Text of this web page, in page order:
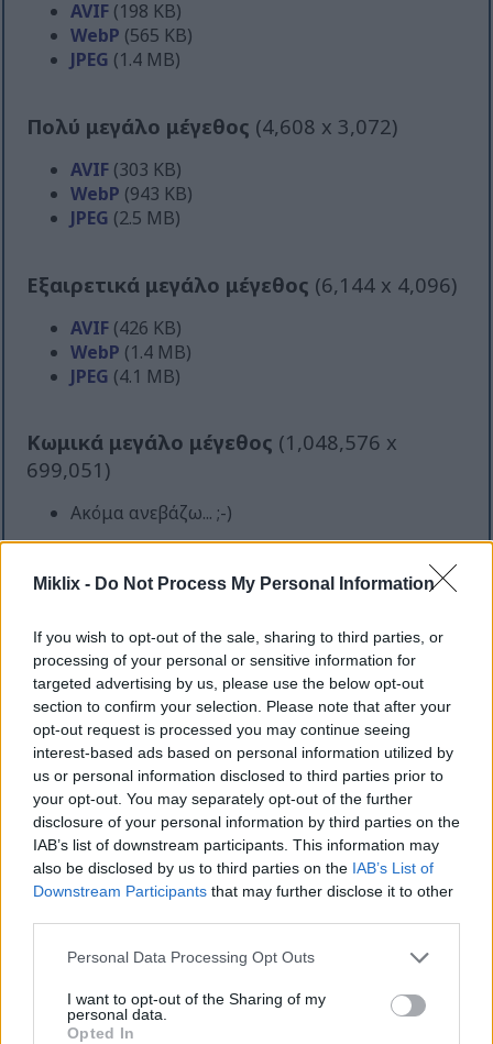
Miklix - Do Not Process My Personal Information
If you wish to opt-out of the sale, sharing to third parties, or
processing of your personal or sensitive information for
targeted advertising by us, please use the below opt-out
section to confirm your selection. Please note that after your
opt-out request is processed you may continue seeing
interest-based ads based on personal information utilized by
us or personal information disclosed to third parties prior to
your opt-out. You may separately opt-out of the further
disclosure of your personal information by third parties on the
IAB’s list of downstream participants. This information may
also be disclosed by us to third parties on the IAB’s List of
Downstream Participants that may further disclose it to other
Please note that this website/app uses one or more Google
not limited to your visit or usage behaviour. You may click to
grant or deny consent to Google and its third-party tags to
Personal Data Processing Opt Outs
I want to opt-out of the Sharing of my
personal data.
Opted In
AVIF (198 KB)
WebP (565 KB)
JPEG (1.4 MB)
Πολύ μεγάλο μέγεθος (4,608 x 3,072)
AVIF (303 KB)
WebP (943 KB)
JPEG (2.5 MB)
Εξαιρετικά μεγάλο μέγεθος (6,144 x 4,096)
AVIF (426 KB)
WebP (1.4 MB)
JPEG (4.1 MB)
Κωμικά μεγάλο μέγεθος (1,048,576 x
699,051)
Ακόμα ανεβάζω... ;-)
Περιγραφή εικόνας
Αυτή η φωτογραφία φαγητού σε τοπίο υψηλής
ανάλυσης παρουσιάζει μια ελκυστική σύνθεση από
δημιουργικά μαρούλια σε μια ρουστίκ ξύλινη
επιφάνεια σερβιρίσματος τοποθετημένη σε μια
λεία επιφάνεια τραπεζιού σε ψυχρούς τόνους. Η
σύνθεση αναδεικνύει φρέσκα, πολύχρωμα και
υγιεινά συστατικά, προσεκτικά τοποθετημένα
μέσα σε τραγανά πράσινα φύλλα μαρουλιού που
λειτουργούν ως φυσικά μαρούλια. Η εικόνα είναι
έντονα φωτισμένη με απαλό φυσικό φωτισμό που
ενισχύει τη φρεσκάδα και τις ζωντανές υφές κάθε
συστατικού, διατηρώντας παράλληλα μια καθαρή
βάθος πεδίου δημιουργεί μια κομψή
επαγγελματική εμφάνιση φωτογραφίας φαγητού,
διατηρώντας τα μπροστινά μαρούλια σε ευκρινή